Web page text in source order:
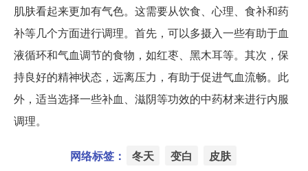
肌肤看起来更加有气色。这需要从饮食、心理、食补和药
补等几个方面进行调理。首先，可以多摄入一些有助于血
液循环和气血调节的食物，如红枣、黑木耳等。其次，保
持良好的精神状态，远离压力，有助于促进气血流畅。此
外，适当选择一些补血、滋阴等功效的中药材来进行内服
调理。
网络标签： 冬天 变白 皮肤